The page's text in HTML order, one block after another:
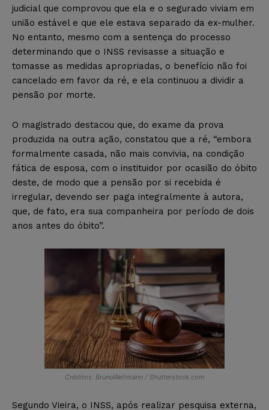
judicial que comprovou que ela e o segurado viviam em
união estável e que ele estava separado da ex-mulher.
No entanto, mesmo com a sentença do processo
determinando que o INSS revisasse a situação e
tomasse as medidas apropriadas, o benefício não foi
cancelado em favor da ré, e ela continuou a dividir a
pensão por morte.
O magistrado destacou que, do exame da prova
produzida na outra ação, constatou que a ré, “embora
formalmente casada, não mais convivia, na condição
fática de esposa, com o instituidor por ocasião do óbito
deste, de modo que a pensão por si recebida é
irregular, devendo ser paga integralmente à autora,
que, de fato, era sua companheira por período de dois
anos antes do óbito”.
Créditos: BrunoWeltmann / Shutterstock.com
Segundo Vieira, o INSS, após realizar pesquisa externa,